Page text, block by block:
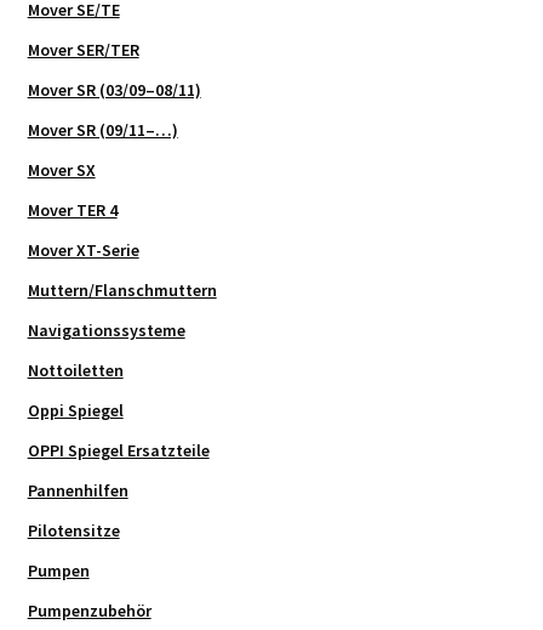
Mover SE/TE
Mover SER/TER
Mover SR (03/09–08/11)
Mover SR (09/11–…)
Mover SX
Mover TER 4
Mover XT-Serie
Muttern/Flanschmuttern
Navigationssysteme
Nottoiletten
Oppi Spiegel
OPPI Spiegel Ersatzteile
Pannenhilfen
Pilotensitze
Pumpen
Pumpenzubehör